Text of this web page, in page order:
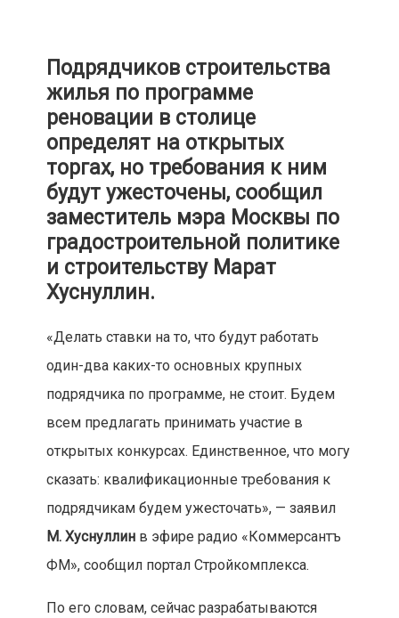
Подрядчиков строительства
жилья по программе
реновации в столице
определят на открытых
торгах, но требования к ним
будут ужесточены, сообщил
заместитель мэра Москвы по
градостроительной политике
и строительству Марат
Хуснуллин.
«Делать ставки на то, что будут работать
один-два каких-то основных крупных
подрядчика по программе, не стоит. Будем
всем предлагать принимать участие в
открытых конкурсах. Единственное, что могу
сказать: квалификационные требования к
подрядчикам будем ужесточать», — заявил
М. Хуснуллинв эфире радио «Коммерсантъ
ФМ», сообщил портал Стройкомплекса.
По его словам, сейчас разрабатываются